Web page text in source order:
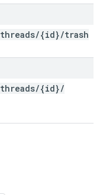
threads/{id}/trash
threads/{id}/